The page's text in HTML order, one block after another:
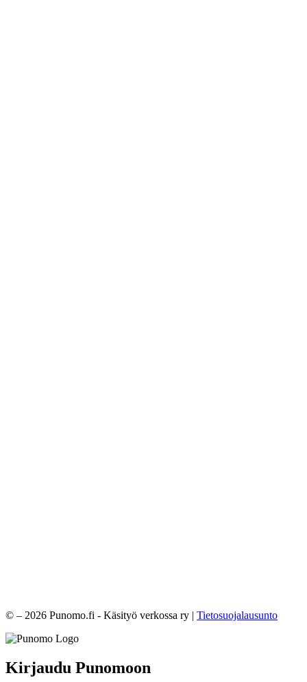
© – 2026 Punomo.fi - Käsityö verkossa ry | Tietosuojalausunto
Kirjaudu Punomoon